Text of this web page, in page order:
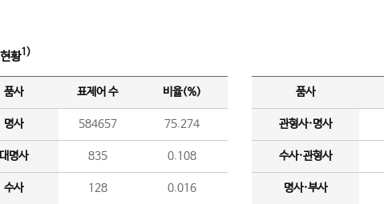
황1)
품사 표제어 수 비율(%)
명사 584657 75.274
명사 835 0.108
수사 128 0.016
품사
관형사·명사
수사·관형사
명사·부사